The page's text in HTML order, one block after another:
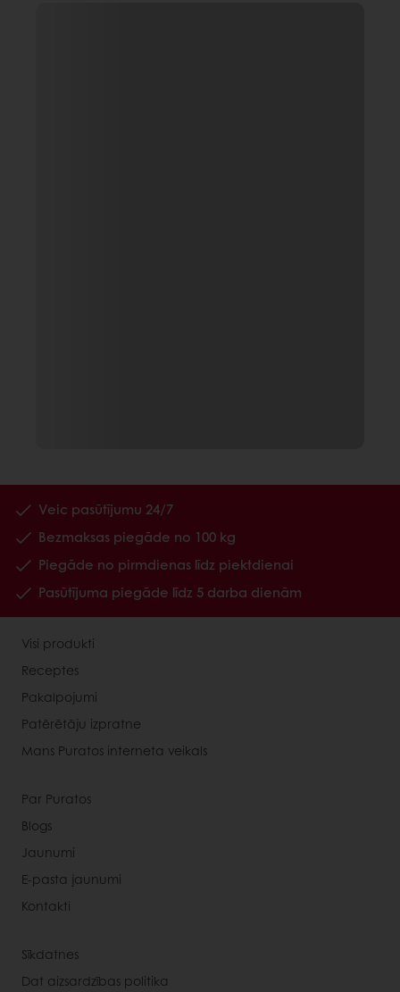
Veic pasūtījumu 24/7
Bezmaksas piegāde no 100 kg
Piegāde no pirmdienas līdz piektdienai
Pasūtījuma piegāde līdz 5 darba dienām
Visi produkti
Receptes
Pakalpojumi
Patērētāju izpratne
Mans Puratos interneta veikals
Par Puratos
Blogs
Jaunumi
E-pasta jaunumi
Kontakti
Sīkdatnes
Dat aizsardzības politika